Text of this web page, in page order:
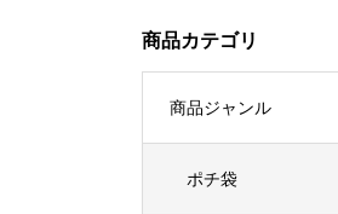
商品カテゴリ
商品ジャンル
ポチ袋